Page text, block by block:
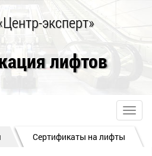
эксперт»
лифтов
Сертификаты на лифты